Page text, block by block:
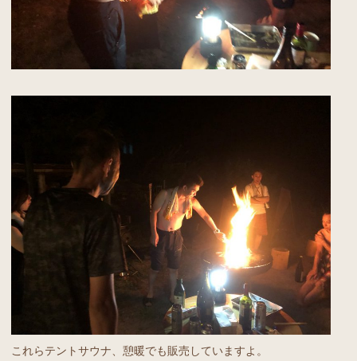
これらテントサウナ、憩暖でも販売していますよ。